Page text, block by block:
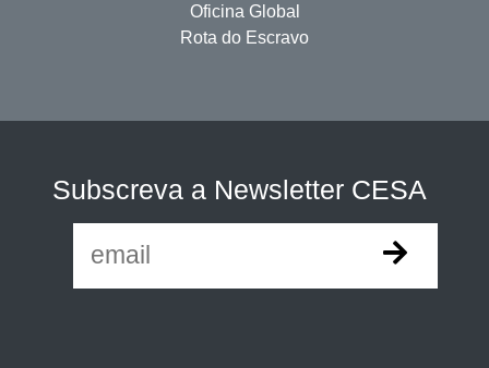
Oficina Global
Rota do Escravo
Subscreva a Newsletter CESA